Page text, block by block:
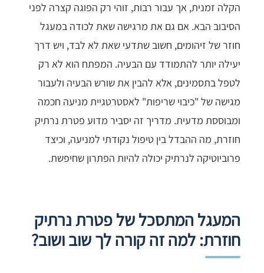
הקלה זמנית, אך עבור רבות, זוהי רק הפוגה קצרה לפני
הסיבוב הבא. אם גם את מרגישה שאת לכודה במעגל
חוזר של זיהומים, חשוב שתדעי שאת לא לבד, ויש דרך
יעילה יותר להתמודד עם הבעיה. המפתח הוא לא רק
לטפל בתסמינים, אלא להבין את שורש הבעיה ולעבור
מגישה של "כיבוי שריפות" לאסטרטגיית מניעה חכמה
ומבוססת מדעית. מדריך זה יסביר מדוע פטרת נרתיק
חוזרת, מה ההבדל בין טיפול נקודתי למניעה, וכיצד
פרוביוטיקה לנרתיק יכולה להיות הפתרון שחיפשת.
המעגל המתסכל של פטרת נרתיק
חוזרת: למה זה קורה לך שוב ושוב?